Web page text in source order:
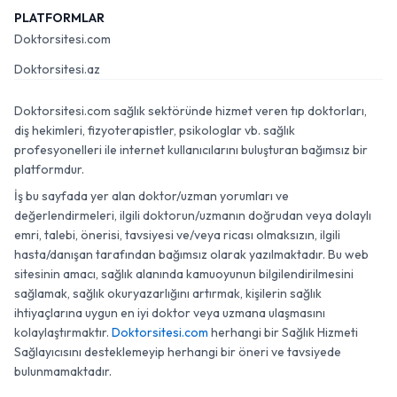
PLATFORMLAR
Doktorsitesi.com
Doktorsitesi.az
Doktorsitesi.com sağlık sektöründe hizmet veren tıp doktorları,
diş hekimleri, fizyoterapistler, psikologlar vb. sağlık
profesyonelleri ile internet kullanıcılarını buluşturan bağımsız bir
platformdur.
İş bu sayfada yer alan doktor/uzman yorumları ve
değerlendirmeleri, ilgili doktorun/uzmanın doğrudan veya dolaylı
emri, talebi, önerisi, tavsiyesi ve/veya ricası olmaksızın, ilgili
hasta/danışan tarafından bağımsız olarak yazılmaktadır. Bu web
sitesinin amacı, sağlık alanında kamuoyunun bilgilendirilmesini
sağlamak, sağlık okuryazarlığını artırmak, kişilerin sağlık
ihtiyaçlarına uygun en iyi doktor veya uzmana ulaşmasını
kolaylaştırmaktır. Doktorsitesi.com herhangi bir Sağlık Hizmeti
Sağlayıcısını desteklemeyip herhangi bir öneri ve tavsiyede
bulunmamaktadır.